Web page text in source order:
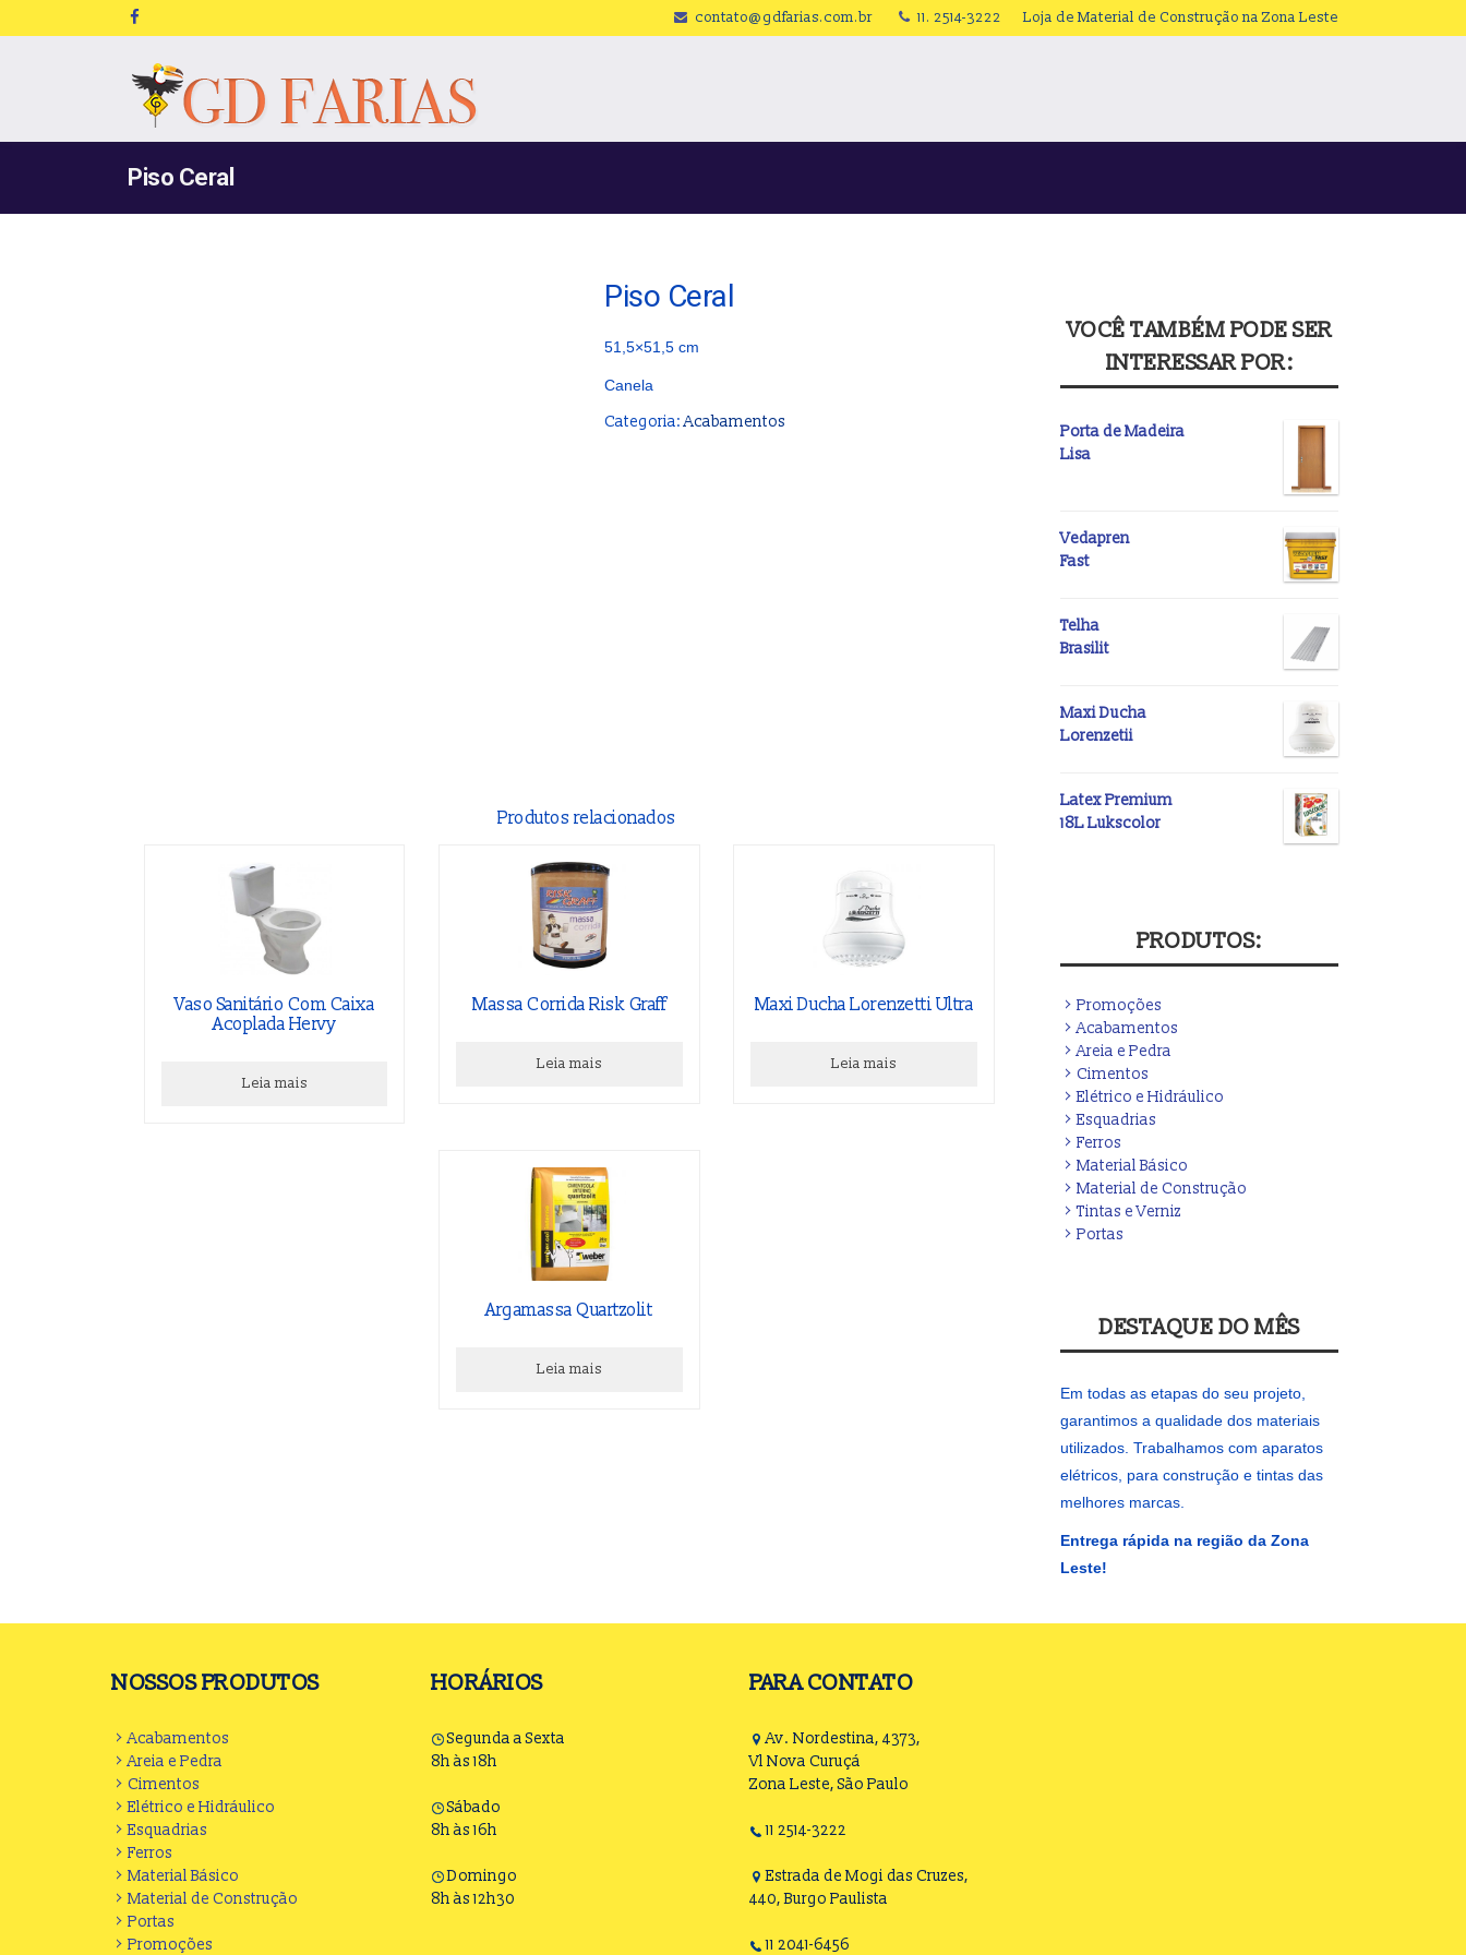
contato@gdfarias.com.br 11. 2514-3222 Loja de Material de Construção na Zona Leste
Piso Ceral
Piso Ceral
51,5×51,5 cm
Canela
Categoria:Acabamentos
Produtos relacionados
Vaso Sanitário Com Caixa
Acoplada Hervy
Leia mais
Massa Corrida Risk Graff
Leia mais
Maxi Ducha Lorenzetti Ultra
Leia mais
Argamassa Quartzolit
Leia mais
VOCÊ TAMBÉM PODE SER
INTERESSAR POR:
Porta de Madeira
Lisa
Vedapren
Fast
Telha
Brasilit
Maxi Ducha
Lorenzetii
Latex Premium
18L Lukscolor
PRODUTOS:
Promoções
Acabamentos
Areia e Pedra
Cimentos
Elétrico e Hidráulico
Esquadrias
Ferros
Material Básico
Material de Construção
Tintas e Verniz
Portas
DESTAQUE DO MÊS
Em todas as etapas do seu projeto,
garantimos a qualidade dos materiais
utilizados. Trabalhamos com aparatos
elétricos, para construção e tintas das
melhores marcas.
Entrega rápida na região da Zona
Leste!
NOSSOS PRODUTOS
Acabamentos
Areia e Pedra
Cimentos
Elétrico e Hidráulico
Esquadrias
Ferros
Material Básico
Material de Construção
Portas
Promoções
HORÁRIOS
Segunda a Sexta
8h às 18h
Sábado
8h às 16h
Domingo
8h às 12h30
PARA CONTATO
Av. Nordestina, 4373,
Vl Nova Curuçá
Zona Leste, São Paulo
11 2514-3222
Estrada de Mogi das Cruzes,
440, Burgo Paulista
11 2041-6456